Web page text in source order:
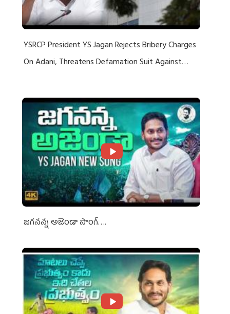
YSRCP President YS Jagan Rejects Bribery Charges
On Adani, Threatens Defamation Suit Against
జగనన్న అజెండా సాంగ్….